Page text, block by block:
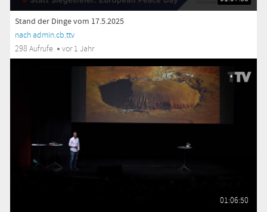
Stand der Dinge vom 17.5.2025
nach admin.cb.ttv
298 Aufrufe
vor 1 Jahr
01:06:50